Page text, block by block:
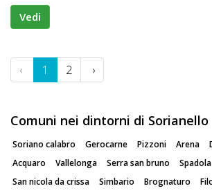
Vedi
‹ 1 2 ›
Comuni nei dintorni di Sorianello
Soriano calabro Gerocarne Pizzoni Arena
Acquaro
Vallelonga Serra san bruno
Spadola
San nicola da crissa
Simbario Brognaturo